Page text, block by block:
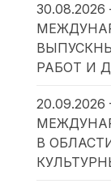
РАБОТ И
20.09.2026
В